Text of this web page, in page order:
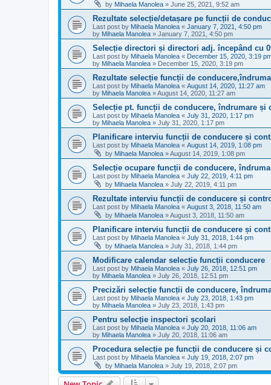
by Mihaela Manolea » June 25, 2021, 9:52 am
Rezultate selecție/detașare pe funcții de
Last post by Mihaela Manolea « January 7, 2021, 4:50 pm
by Mihaela Manolea » January 7, 2021, 4:50 pm
Selecție directori și directori adj. începând cu
Last post by Mihaela Manolea « December 15, 2020, 3:19
by Mihaela Manolea » December 15, 2020, 3:19 pm
Rezultate selecție funcții de
Last post by Mihaela Manolea « August 14, 2020, 11:27 am
by Mihaela Manolea »August 14, 2020, 11:27 am
Selecție pt. funcții de conducere, îndrumare și
Last post by Mihaela Manolea « July 31, 2020, 1:17 pm
by Mihaela Manolea » July 31, 2020, 1:17 pm
Planificare interviu funcții de conducere și
Last post by Mihaela Manolea « August 14, 2019, 1:08 pm
by Mihaela Manolea »August 14, 2019, 1:08 pm
Selecție ocupare funcții de conducere,
Last post by Mihaela Manolea « July 22, 2019, 4:11 pm
by Mihaela Manolea » July 22, 2019, 4:11 pm
Rezultate interviu funcții de conducere și
Last post by Mihaela Manolea « August 3, 2018, 11:50 am
by Mihaela Manolea »August 3, 2018, 11:50 am
Planificare interviu funcții de conducere și
Last post by Mihaela Manolea « July 31, 2018, 1:44 pm
by Mihaela Manolea » July 31, 2018, 1:44 pm
Modificare calendar selecție funcții conducere
Last post by Mihaela Manolea « July 26, 2018, 12:51 pm
by Mihaela Manolea » July 26, 2018, 12:51 pm
Precizări selecție funcții de conducere,
Last post by Mihaela Manolea « July 23, 2018, 1:43 pm
by Mihaela Manolea » July 23, 2018, 1:43 pm
Pentru selecție inspectori școlari
Last post by Mihaela Manolea « July 20, 2018, 11:06 am
by Mihaela Manolea » July 20, 2018, 11:06 am
Procedura selecție pe funcții de conducere și
Last post by Mihaela Manolea « July 19, 2018, 2:07 pm
by Mihaela Manolea » July 19, 2018, 2:07 pm